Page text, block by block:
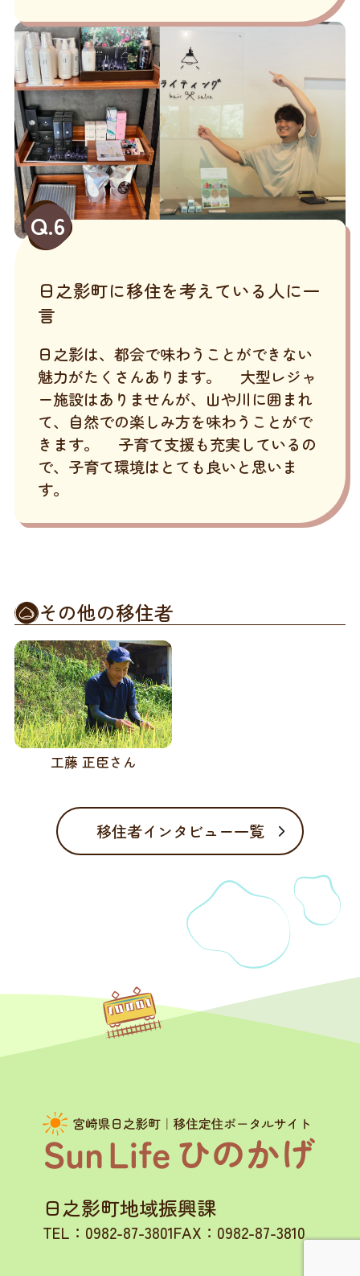
Q.6
日之影町に移住を考えている人に一
言
日之影は、都会で味わうことができない
魅力がたくさんあります。 大型レジャ
ー施設はありませんが、山や川に囲まれ
て、自然での楽しみ方を味わうことがで
きます。 子育て支援も充実しているの
で、子育て環境はとても良いと思いま
す。
その他の移住者
工藤 正臣さん
移住者インタビュー一覧
日之影町地域振興課
TEL：0982-87-3801FAX：0982-87-3810